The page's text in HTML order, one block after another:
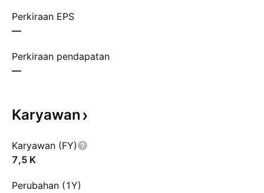
Perkiraan EPS
—
Perkiraan pendapatan
—
Karyawan
Karyawan (FY)
‪7,5 K‬
Perubahan (1Y)